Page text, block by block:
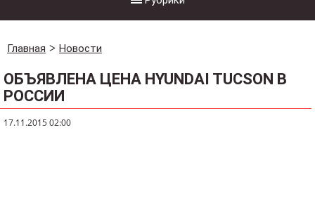
Главная Новости
ОБЪЯВЛЕНА ЦЕНА HYUNDAI TUCSON В
РОССИИ
17.11.2015 02:00